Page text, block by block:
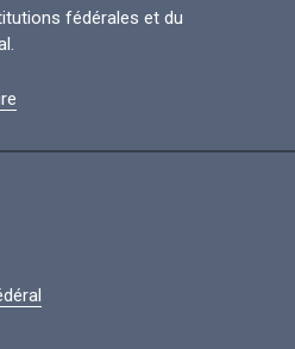
fédérales et du